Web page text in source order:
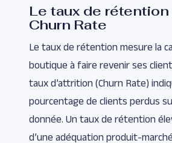
Le taux de
Churn Rate
Le taux de rétention mesure la
boutique à faire revenir ses
taux d’attrition (Churn Rate)
pourcentage de clients perdus
donnée. Un taux de rétention
d’une adéquation produit-